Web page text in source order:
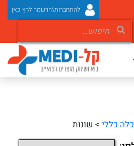
להתחברות\הרשמה לחץ כאן
כללי > שונות